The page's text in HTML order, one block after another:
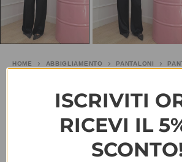
HOME ABBIGLIAMENTO PANTALONI
Pantaloni
ISCRIVITI
RICEVI IL